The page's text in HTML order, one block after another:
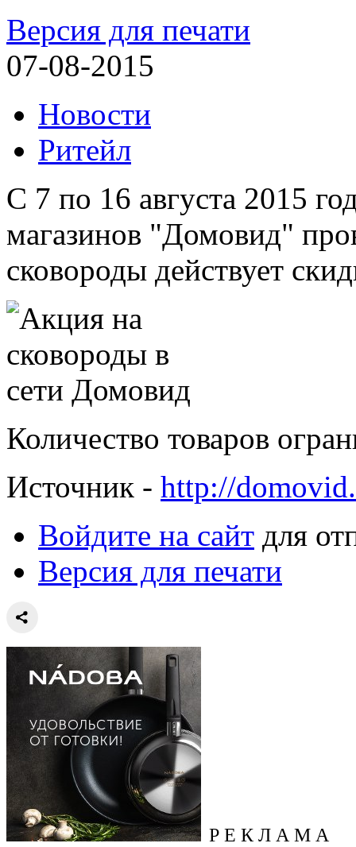
Версия для печати
07-08-2015
Новости
Ритейл
С 7 по 16 августа 2015
магазинов "Домовид"
сковороды действует
Количество товаров
Источник - http://
Войдите на сайт для
Версия для печати
Р Е К Л А М А